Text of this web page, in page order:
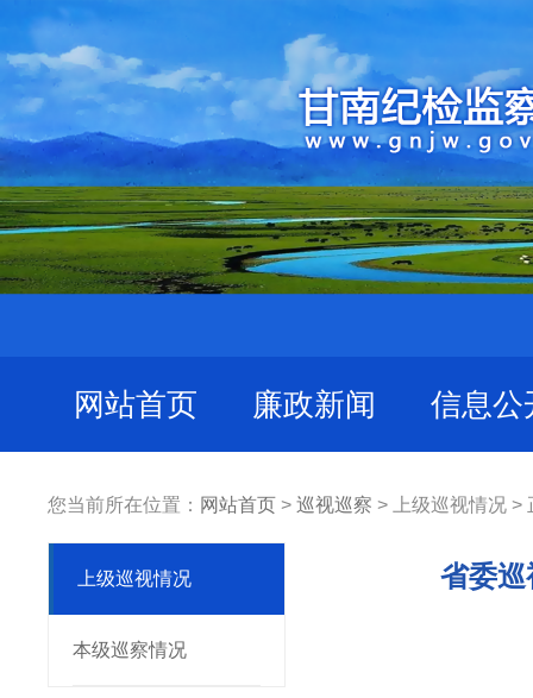
网站首页 廉政新闻 信息公
您当前所在位置： 网站首页 > 巡视巡察 > 上级巡视情况 >
上级巡视情况
本级巡察情况
省委巡